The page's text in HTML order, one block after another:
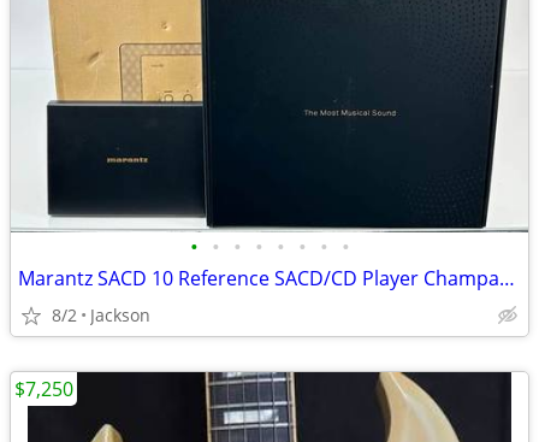
• • • • • • • •
Marantz SACD 10 Reference SACD/CD Player Champagne Gold
8/2 Jackson
$7,250